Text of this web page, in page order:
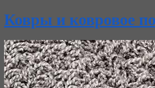
Ковры и ковровое